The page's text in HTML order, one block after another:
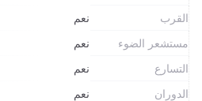
القرب
نعم
مستشعر الضوء
نعم
التسارع
نعم
الدوران
نعم